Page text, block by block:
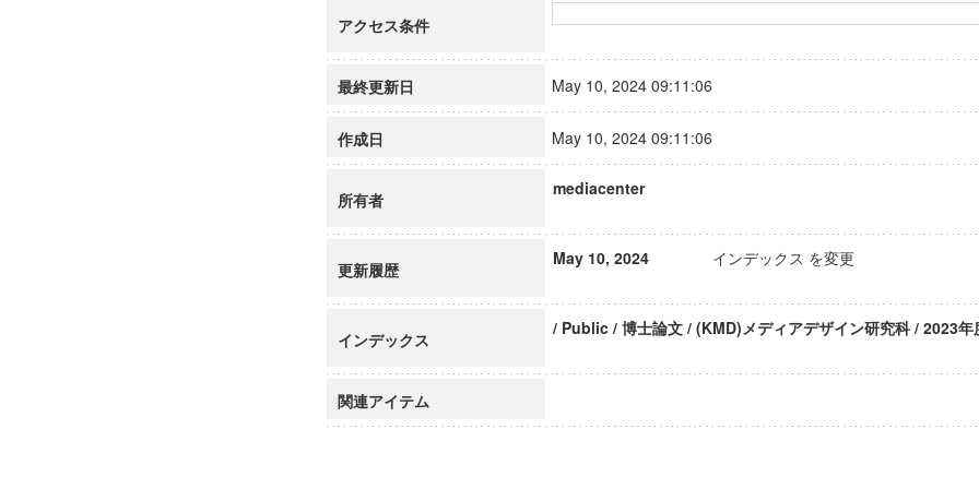
アクセス条件
最終更新日 May 10, 2024 09:11:06
作成日 May 10, 2024 09:11:06
所有者
mediacenter
更新履歴
May 10, 2024 インデックス を変更
インデックス
/ Public / 博士論文 / (KMD)メディアデザイン研究科 / 2023年
関連アイテム